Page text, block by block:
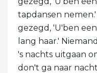
tapdansen
gezegd, 'U'ben
lang haar.'
's nachts uitgaan
don't ga naar